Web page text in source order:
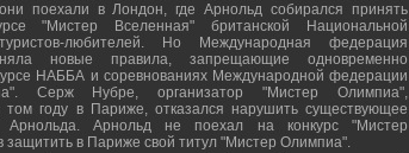
поехали в Лондон, где Арнольд собирался принять
"Мистер Вселенная" британской Национальной
любителей. Но Международная федерация
новые правила, запрещающие одновременно
НАББА и соревнованиях Международной федерации
Серж Нубре, организатор "Мистер Олимпиа",
том году в Париже, отказался нарушить существующее
Арнольда. Арнольд не поехал на конкурс "Мистер
защитить в Париже свой титул "Мистер Олимпиа".